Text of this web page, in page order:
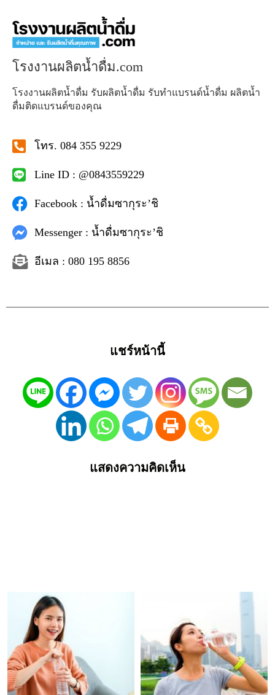
โรงงานผลิตน้ำดื่ม.com
โรงงานผลิตน้ำดื่ม รับผลิตน้ำดื่ม รับทำแบรนด์น้ำดื่ม ผลิตน้ำ
ดื่มติดแบรนด์ของคุณ
โทร. 084 355 9229
Line ID : @0843559229
Facebook : น้ำดื่มซากุระ’ชิ
Messenger : น้ำดื่มซากุระ’ชิ
อีเมล : 080 195 8856
แชร์หน้านี้
แสดงความคิดเห็น